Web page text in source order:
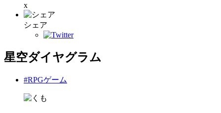
x
シェア
星空ダイヤグラム
#RPGゲーム